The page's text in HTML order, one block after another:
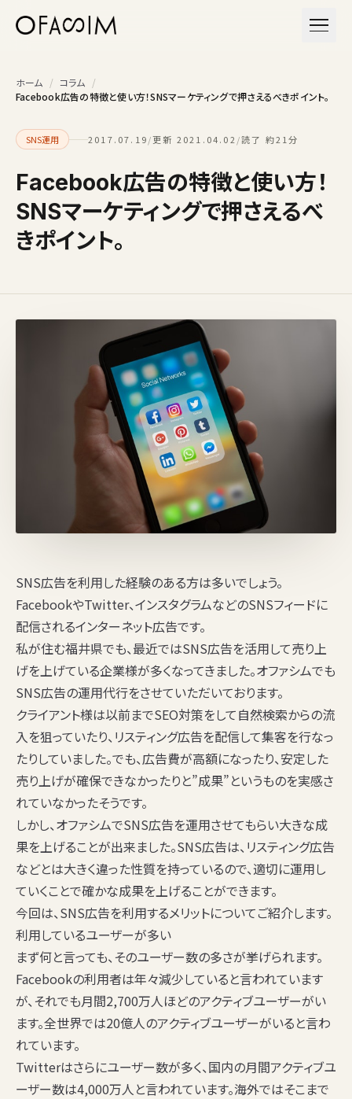
メニ
ホーム / コラム /
Facebook広告の特徴と使い方！SNSマーケティングで押さえるべきポイント。
SNS運用 2017.07.19/更新 2021.04.02 /読了 約21分
Facebook広告の特徴と使い方！
SNSマーケティングで押さえるべ
きポイント。
SNS広告を利用した経験のある方は多いでしょう。
FacebookやTwitter、インスタグラムなどのSNSフィードに
配信されるインターネット広告です。
私が住む福井県でも、最近ではSNS広告を活用して売り上
げを上げている企業様が多くなってきました。オファシムでも
SNS広告の運用代行をさせていただいております。
クライアント様は以前までSEO対策をして自然検索からの流
入を狙っていたり、リスティング広告を配信して集客を行なっ
たりしていました。でも、広告費が高額になったり、安定した
売り上げが確保できなかったりと”成果”というものを実感さ
れていなかったそうです。
しかし、オファシムでSNS広告を運用させてもらい大きな成
果を上げることが出来ました。SNS広告は、リスティング広告
などとは大きく違った性質を持っているので、適切に運用し
ていくことで確かな成果を上げることができます。
今回は、SNS広告を利用するメリットについてご紹介します。
利用しているユーザーが多い
まず何と言っても、そのユーザー数の多さが挙げられます。
Facebookの利用者は年々減少していると言われています
が、それでも月間2,700万人ほどのアクティブユーザーがい
ます。全世界では20億人のアクティブユーザーがいると言わ
れています。
Twitterはさらにユーザー数が多く、国内の月間アクティブユ
ーザー数は4,000万人と言われています。海外ではそこまで